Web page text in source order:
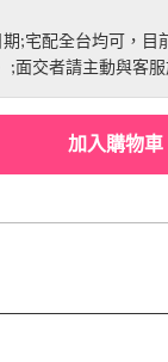
;宅配全台均可，目
;面交者請主動與客
加入購物車